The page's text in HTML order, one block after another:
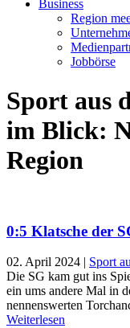
Business
Region
Jobbörse
Sport aus
im Blick:
Region
0:5 Klatsche der
02. April 2024 | Sport
Die SG kam gut ins
ein ums andere Mal in
nennenswerten
Weiterlesen